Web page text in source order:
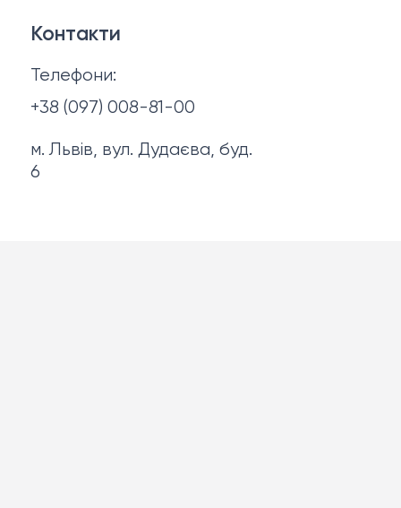
Політика конфіденційності
Про нас
Контакти
Телефони:
+38 (097) 008-81-00
м. Львів, вул. Дудаєва, буд.
6